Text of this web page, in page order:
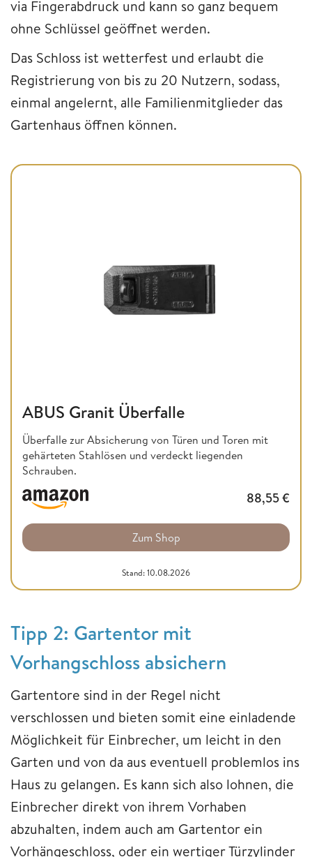
via Fingerabdruck und kann so ganz bequem
ohne Schlüssel geöffnet werden.
Das Schloss ist wetterfest und erlaubt die
Registrierung von bis zu 20 Nutzern, sodass,
einmal angelernt, alle Familienmitglieder das
Gartenhaus öffnen können.
ABUS Granit Überfalle
Überfalle zur Absicherung von Türen und Toren mit
gehärteten Stahlösen und verdeckt liegenden
Schrauben.
88,55€
Zum Shop
Stand: 10.08.2026
Tipp 2: Gartentor mit
Vorhangschloss absichern
Gartentore sind in der Regel nicht
verschlossen und bieten somit eine einladende
Möglichkeit für Einbrecher, um leicht in den
Garten und von da aus eventuell problemlos ins
Haus zu gelangen. Es kann sich also lohnen, die
Einbrecher direkt von ihrem Vorhaben
abzuhalten, indem auch am Gartentor ein
Vorhängeschloss, oder ein wertiger Türzylinder